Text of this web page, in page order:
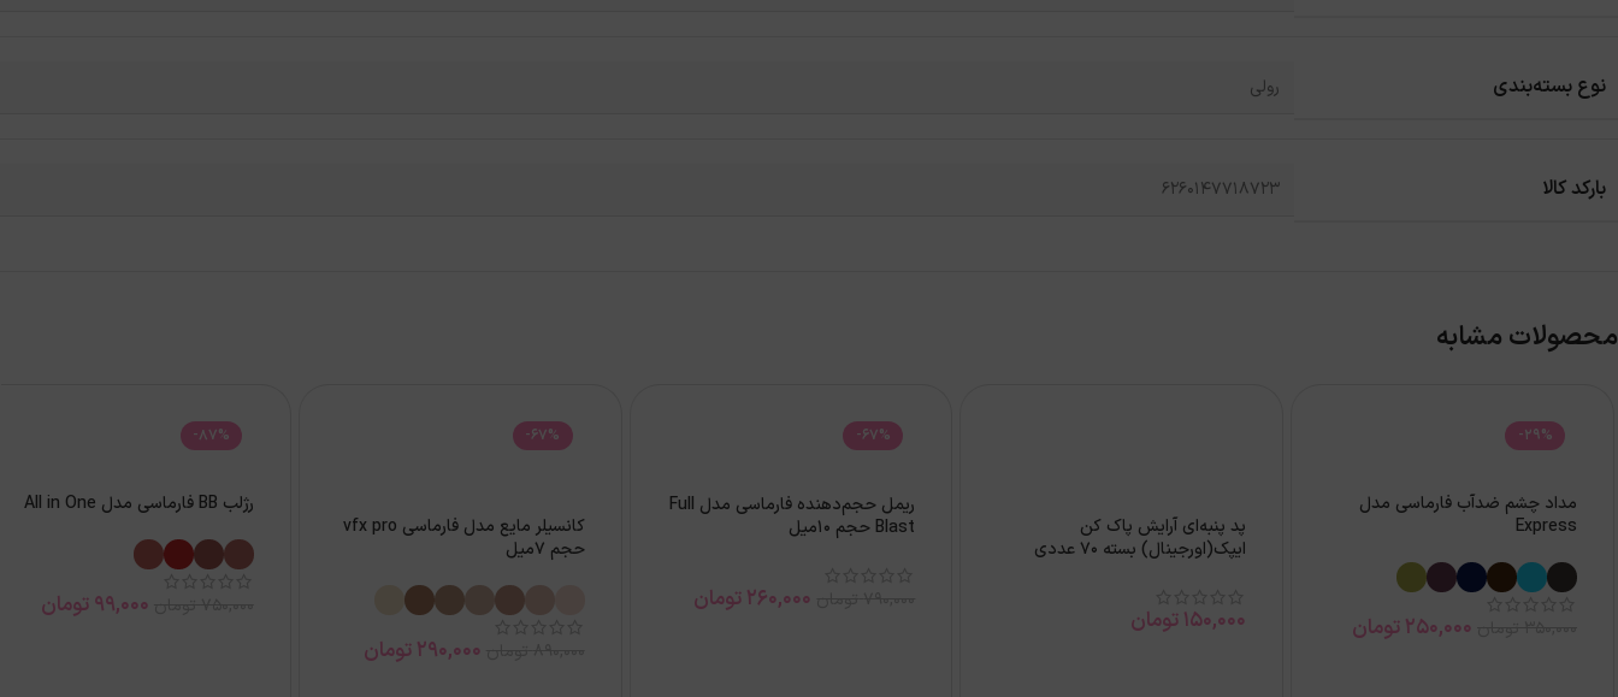
نوع بسته‌بندی رولی
بارکد کالا 6260147718723
محصولات مشابه
-29%
مداد چشم ضدآب فارماسی مدل
Express
250,000تومان
پد پنبه‌ای آرایش پاک کن
ایپک(اورجینال) بسته 70 عددی
150,000تومان
-67%
ریمل حجم‌دهنده فارماسی مدل Full
Blast حجم 10میل
260,000تومان
-67%
کانسیلر مایع مدل فارماسی vfx pro
حجم 7میل
290,000 تومان
-87%
رژلب BB فارماسی مدل All in One
99,000تومان